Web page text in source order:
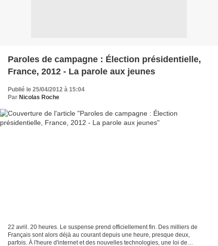
Paroles de campagne : Élection présidentielle,
France, 2012 - La parole aux jeunes
Publié le 25/04/2012 à 15:04
Par Nicolas Roche
22 avril. 20 heures. Le suspense prend officiellement fin. Des milliers de
Français sont alors déjà au courant depuis une heure, presque deux,
parfois. À l'heure d'internet et des nouvelles technologies, une loi de